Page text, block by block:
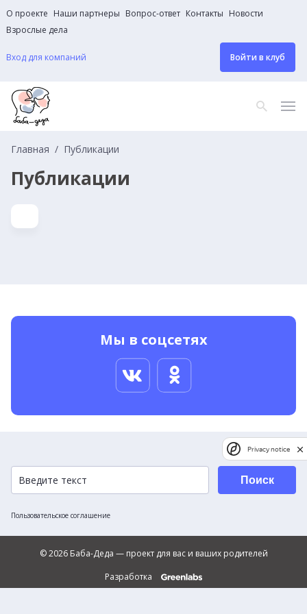
О проекте Наши партнеры Вопрос-ответ Контакты Новости
Взрослые дела
Вход для компаний Войти в клуб
Главная Публикации
Публикации
Мы в соцсетях
Пользовательское соглашение
Поиск
© 2026 Баба-Деда — проект для вас и ваших родителей
Разработка
Privacy notice